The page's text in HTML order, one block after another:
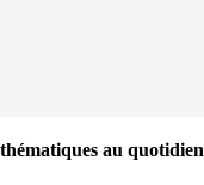
au quotidien